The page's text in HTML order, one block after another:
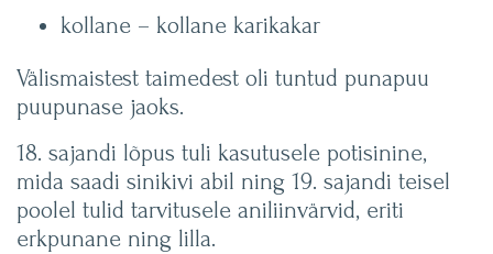
kollane – kollane karikakar
Välismaistest taimedest oli tuntud punapuu
puupunase jaoks.
18. sajandi lõpus tuli kasutusele potisinine,
mida saadi sinikivi abil ning 19. sajandi teisel
poolel tulid tarvitusele aniliinvärvid, eriti
erkpunane ning lilla.